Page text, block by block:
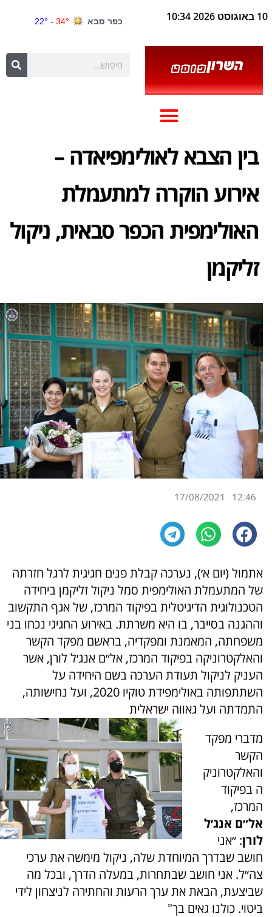
10 באוגוסט 2026 10:34
בין הצבא לאולימפיאדה –
אירוע הוקרה למתעמלת
האולימפית הכפר סבאית, ניקול
זליקמן
12:46
17/08/2021
אתמול (יום א׳), נערכה קבלת פנים חגיגית לרגל חזרתה
של המתעמלת האולימפית סמל ניקול זליקמן ביחידה
הטכנולוגית הדיגיטלית בפיקוד המרכז, של אגף התקשוב
וההגנה בסייבר, בו היא משרתת. באירוע החגיגי נכחו בני
משפחתה, המאמנת ומפקדיה, בראשם מפקד הקשר
והאלקטרוניקה בפיקוד המרכז, אל״ם אנג׳ל לורן, אשר
העניק לניקול תעודת הערכה בשם היחידה על
השתתפותה באולימפידת טוקיו 2020, ועל נחישותה,
התמדתה ועל גאווה ישראלית
מדברי מפקד
הקשר
והאלקטרוניק
ה בפיקוד
המרכז,
אל״ם אנג׳ל
לורן: ״אני
חושב שבדרך המיוחדת שלה, ניקול מימשה את ערכי
צה״ל. אני חושב שבתחרות, במעלה הדרך, ובכל מה
שביצעת, הבאת את ערך הרעות והחתירה לניצחון לידי
ביטוי. כולנו גאים בך"